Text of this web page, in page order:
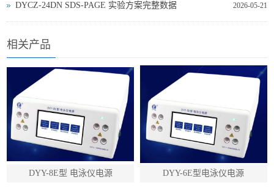
2026-05-21
DYCZ‑24DN SDS‑PAGE 实验方案完整数据
相关产品
DYY-8E型 电泳仪电源 DYY-6E型电泳仪电源